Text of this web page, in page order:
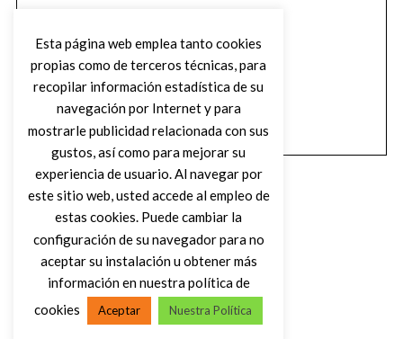
VOLVER AL INICIO
Esta página web emplea tanto cookies
propias como de terceros técnicas, para
recopilar información estadística de su
navegación por Internet y para
mostrarle publicidad relacionada con sus
gustos, así como para mejorar su
experiencia de usuario. Al navegar por
este sitio web, usted accede al empleo de
estas cookies. Puede cambiar la
configuración de su navegador para no
aceptar su instalación u obtener más
información en nuestra política de
cookies
Aceptar Nuestra Política